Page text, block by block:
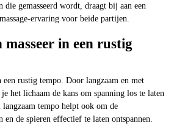
die gemasseerd wordt, draagt bij aan een
ervaring voor beide partijen.
in een rustig
een rustig tempo. Door langzaam en met
je het lichaam de kans om spanning los te laten
langzaam tempo helpt ook om de
de spieren effectief te laten ontspannen.